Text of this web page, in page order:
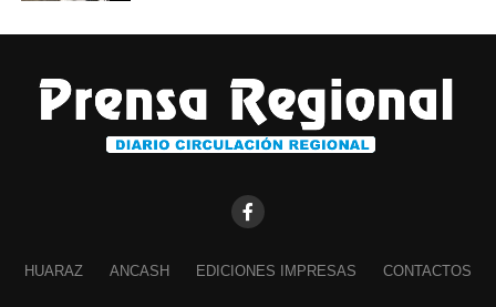
HUARAZ ANCASH EDICIONES IMPRESAS CONTACTOS